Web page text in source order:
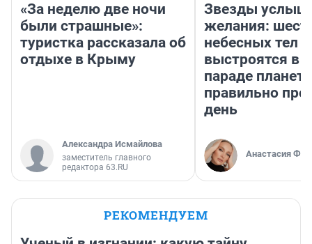
«За неделю две ночи
были страшные»:
туристка рассказала об
отдыхе в Крыму
Александра Исмайлова
заместитель главного
редактора 63.RU
Звезды
желания:
небесных тел
выстроятся в
параде планет
правильно
день
Анастасия
РЕКОМЕНДУЕМ